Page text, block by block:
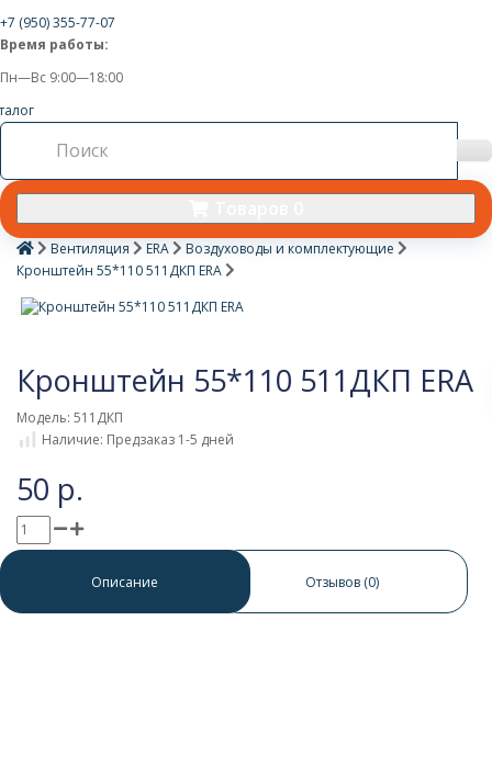
+7 (950) 355-77-07
Время работы:
Пн—Вс 9:00—18:00
Вентиляция ERA
Воздуховоды и комплектующие
Кронштейн 55*110 511ДКП ERA
Кронштейн 55*110 511ДКП ERA
Модель: 511ДКП
Наличие: Предзаказ 1-5 дней
50 р.
Написать отзыв
Описание Отзывов (0)